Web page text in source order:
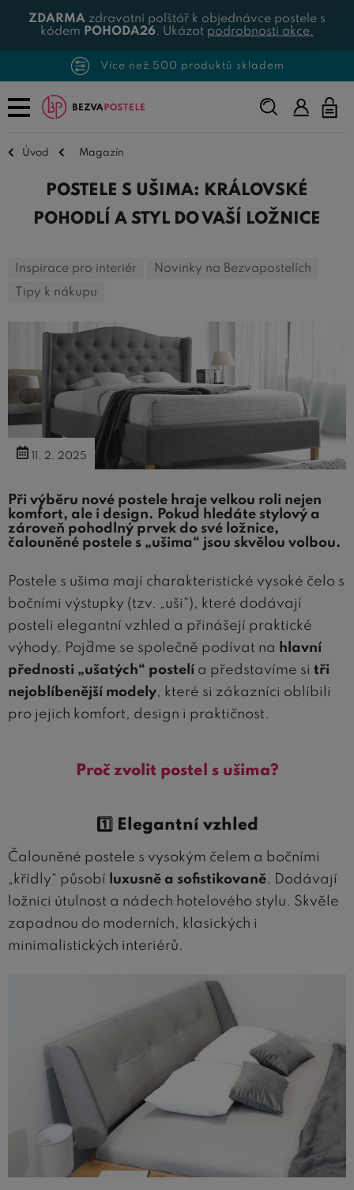
ZDARMA zdravotní polštář k objednávce postele s
kódem POHODA26. Ukázat podrobnosti akce.
Více než 500 produktů skladem
Napište,
co
Úvod Magazín
POSTELE S UŠIMA: KRÁLOVSKÉ
POHODLÍ A STYL DO VAŠÍ LOŽNICE
Inspirace pro interiér
Novinky na Bezvapostelích
Tipy k nákupu
11. 2. 2025
Při výběru nové postele hraje velkou roli nejen
komfort, ale i design. Pokud hledáte stylový a
zároveň pohodlný prvek do své ložnice,
čalouněné postele s „ušima“ jsou skvělou volbou.
Postele s ušima mají charakteristické vysoké čelo s
bočními výstupky (tzv. „uši“), které dodávají
posteli elegantní vzhled a přinášejí praktické
výhody. Pojďme se společně podívat na hlavní
přednosti „ušatých“ postelí a představíme si tři
nejoblíbenější modely, které si zákazníci oblíbili
pro jejich komfort, design i praktičnost.
Proč zvolit postel s ušima?
1️⃣ Elegantní vzhled
Čalouněné postele s vysokým čelem a bočními
„křídly“ působí
luxusně a sofistikovaně. Dodávají
ložnici útulnost a nádech hotelového stylu. Skvěle
zapadnou do moderních, klasických i
minimalistických interiérů.